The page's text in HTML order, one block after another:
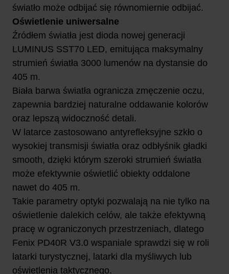
światło może odbijać się równomiernie odbijać.
Oświetlenie uniwersalne
Źródłem światła jest dioda nowej generacji
LUMINUS SST70 LED, emitująca maksymalny
strumień światła 3000 lumenów na dystansie do
405 m.
Biała barwa światła ogranicza zmęczenie oczu,
zapewnia bardziej naturalne oddawanie kolorów
oraz lepszą widoczność detali.
W latarce zastosowano antyrefleksyjne szkło o
wysokiej transmisji światła oraz odbłyśnik gładki
smooth, dzięki którym szeroki strumień światła
może efektywnie oświetlić obiekty oddalone
nawet do 405 m.
Takie parametry optyki pozwalają na nie tylko na
oświetlenie dalekich celów, ale także efektywną
pracę w ograniczonych przestrzeniach, dlatego
Fenix PD40R V3.0 wspaniale sprawdzi się w roli
latarki turystycznej, latarki dla myśliwych lub
oświetlenia taktycznego.